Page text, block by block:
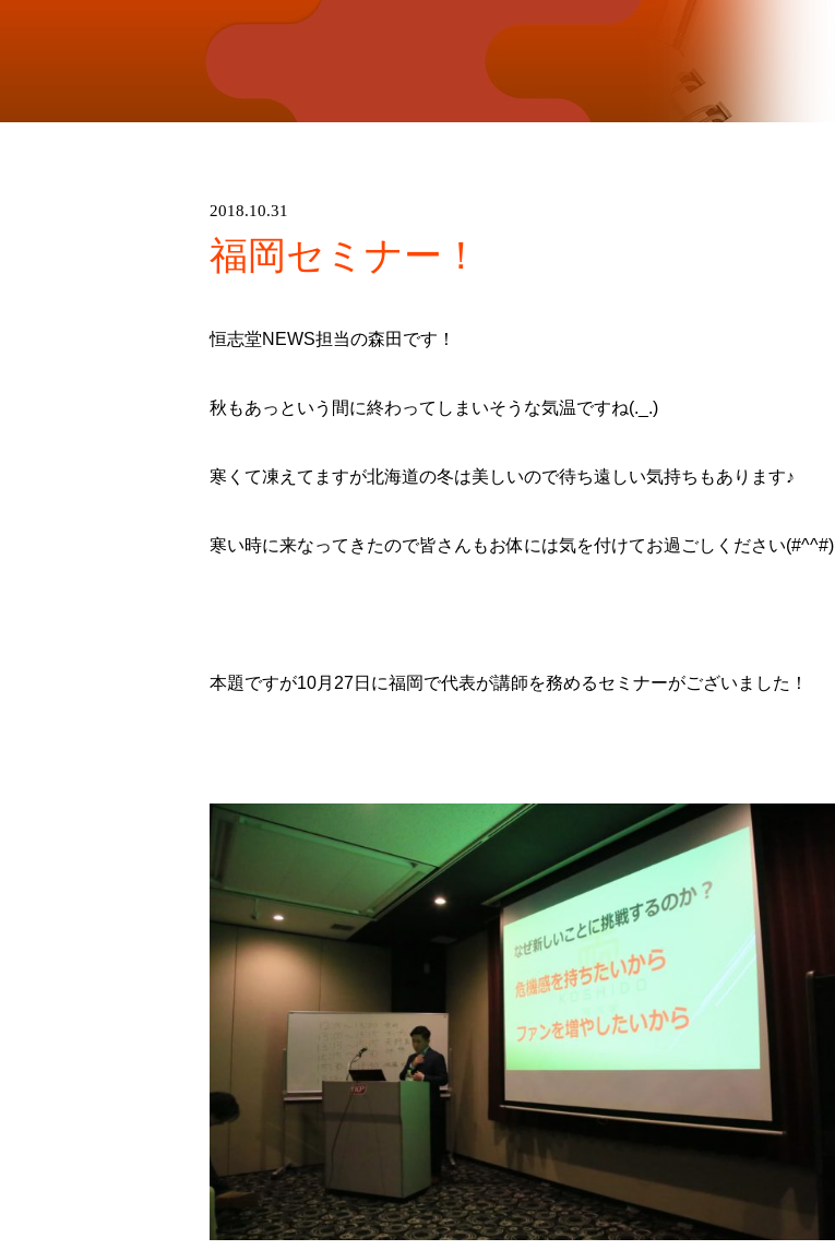
2018.10.31
福岡セミナー！
恒志堂NEWS担当の森田です！
秋もあっという間に終わってしまいそうな気温ですね(._.)
寒くて凍えてますが北海道の冬は美しいので待ち遠しい気持ちもあります♪
寒い時に来なってきたので皆さんもお体には気を付けてお過ごしください(#^^#)
本題ですが10月27日に福岡で代表が講師を務めるセミナーがございました！